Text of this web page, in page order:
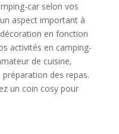
car selon vos
aspect important à
en fonction
activités en camping-
de cuisine,
des repas.
un coin cosy pour